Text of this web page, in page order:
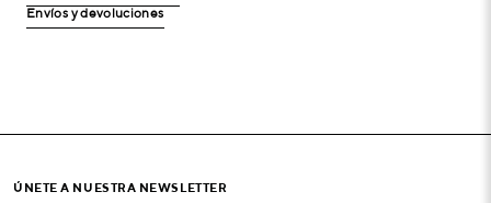
Envíos y devoluciones
ÚNETE A NUESTRA NEWSLETTER